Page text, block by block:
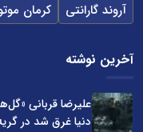
آروند گارانتی
کرمان
آخرین نوشته
علیرضا قربانی
دنیا غرق شد در